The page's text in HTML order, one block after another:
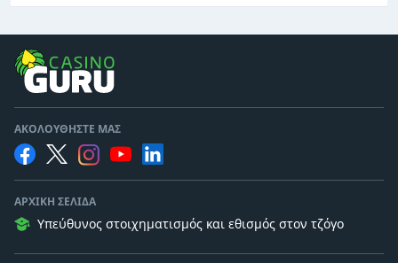
ΑΚΟΛΟΥΘΉΣΤΕ ΜΑΣ
ΑΡΧΙΚΉ ΣΕΛΊΔΑ
Υπεύθυνος στοιχηματισμός και εθισμός στον τζόγο